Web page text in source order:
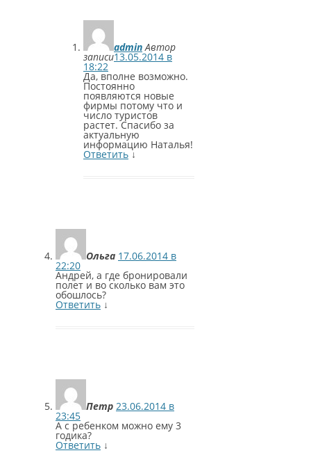
admin Автор
записи13.05.2014 в
18:22
Да, вполне возможно.
Постоянно
появляются новые
фирмы потому что и
число туристов
растет. Спасибо за
актуальную
информацию Наталья!
Ответить ↓
Ольга 17.06.2014 в
22:20
Андрей, а где бронировали
полет и во сколько вам это
обошлось?
Ответить ↓
Петр 23.06.2014 в
23:45
А с ребенком можно ему 3
годика?
Ответить ↓